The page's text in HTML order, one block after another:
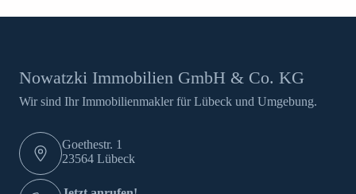
Nowatzki Immobilien GmbH & Co. KG
Wir sind Ihr Immobilienmakler für Lübeck und Umgebung.
Goethestr. 1
23564 Lübeck